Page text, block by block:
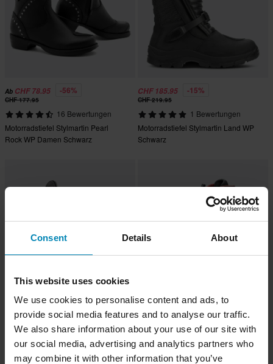
Consent Details About
This website uses cookies
We use cookies to personalise content and ads, to
provide social media features and to analyse our traffic.
We also share information about your use of our site with
our social media, advertising and analytics partners who
may combine it with other information that you’ve
Ab CHF 78.95 -56%
CHF 177.95
16 Bewertungen
Motorradstiefel Stylmartin Pearl
Rock WP Damen Schwarz
CHF 185.95 -15%
CHF 219.95
1 Bewertungen
Motorradstiefel Stylmartin Land WP
Schwarz
CHF 162.95 -16%
CHF 192.95
1 Bewertungen
Motorradstiefel Stylmartin Smith WP
Ab CHF 163.95 -15%
CHF 192.95
3 Bewertungen
Motorradschuhe Stylmartin Vertigo
WP Schwarz